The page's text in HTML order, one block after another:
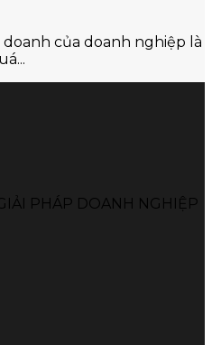
của doanh nghiệp là
PHÁP DOANH NGHIỆP